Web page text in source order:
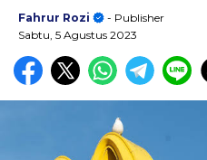
Fahrur Rozi
- Publisher
Sabtu, 5 Agustus 2023